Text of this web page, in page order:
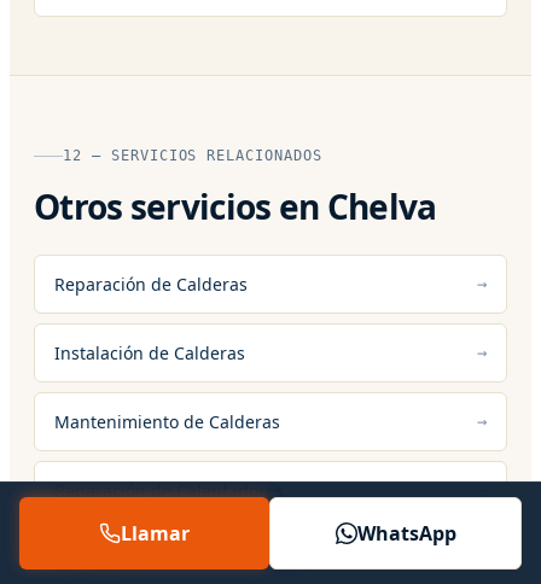
12 — SERVICIOS RELACIONADOS
Otros servicios en Chelva
Reparación de Calderas
Instalación de Calderas
Mantenimiento de Calderas
Reparación de Calentadores
Reparación de Termos Eléctricos
Llamar WhatsApp